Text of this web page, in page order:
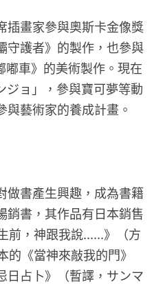
插畫家參與奧斯卡金像獎
守護者》的製作，也參與
嘟車》的美術製作。現在
ジョ」，參與寶可夢等動
藝術家的養成計畫。
做書產生興趣，成為書籍
銷書，其作品有日本銷售
前，神跟我說......》（方
的《當神來敲我的門》
日占卜》（暫譯，サンマ